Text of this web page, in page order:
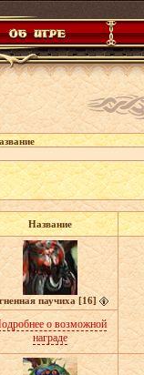
Название
паучиха [16]
о возможной
награде